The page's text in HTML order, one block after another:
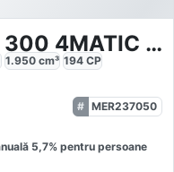
Mercedes-Benz GLC 300 4MATIC AMG
1.950 cm³ 194 CP
MER237050
5,7% pentru persoane